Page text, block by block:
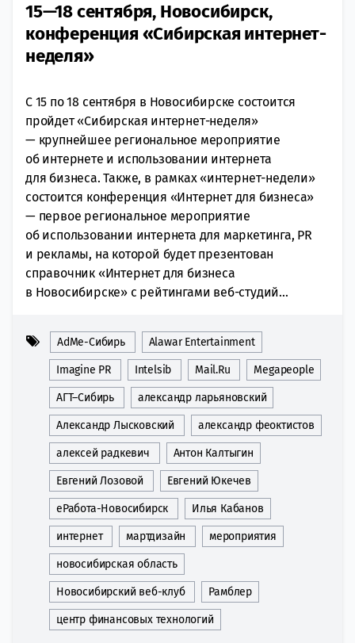
15—18 сентября, Новосибирск,
конференция «Сибирская интернет-
неделя»
С 15 по 18 сентября в Новосибирске состоится
пройдет «Сибирская интернет-неделя»
— крупнейшее региональное мероприятие
об интернете и использовании интернета
для бизнеса. Также, в рамках «интернет-недели»
состоится конференция «Интернет для бизнеса»
— первое региональное мероприятие
об использовании интернета для маркетинга, PR
и рекламы, на которой будет презентован
справочник «Интернет для бизнеса
в Новосибирске» с рейтингами веб-студий...
AdMe-Сибирь Alawar Entertainment
Imagine PR Intelsib Mail.Ru Megapeople
АГТ–Сибирь александр ларьяновский
Александр Лысковский александр феоктистов
алексей радкевич Антон Калтыгин
Евгений Лозовой Евгений Юкечев
еРабота-Новосибирск Илья Кабанов
интернет мартдизайн мероприятия
новосибирская область
Новосибирский веб-клуб Рамблер
центр финансовых технологий